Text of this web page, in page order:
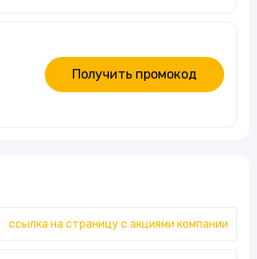
Получить промокод
ссылка на страницу с акциями компании